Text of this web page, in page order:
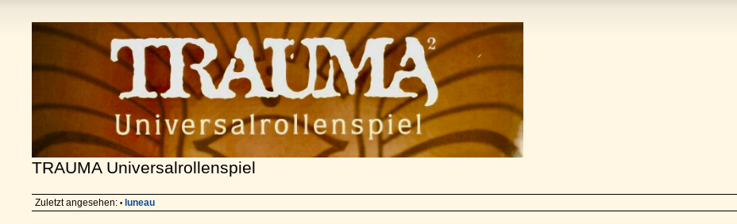
TRAUMA Universalrollenspiel
Zuletzt angesehen: • luneau